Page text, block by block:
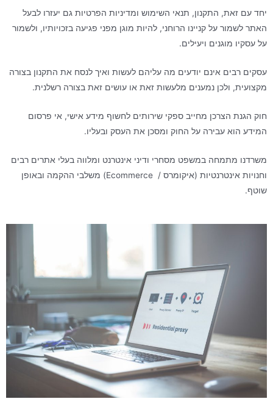
יחד עם זאת, התקנון, תנאי השימוש ומדיניות הפרטיות גם יעזרו לבעל
האתר לשמור על קניינו הרוחני, להיות מוגן מפני פגיעה בזכויותיו, ולשמור
על עסקיו מוגנים ויעילים.
עסקים רבים אינם יודעים מה עליהם לעשות ואיך לנסח את התקנון בצורה
מקצועית, ולכן נמענים מלעשות זאת או עושים זאת בצורה רשלנית.
חוק הגנת הצרכן מחייב ספקי שירותים לחשוף מידע אישי, אי פרסום
המידע הוא עבירה על החוק ומסכן את העסק ובעליו.
משרדנו מתמחה במשפט מסחרי ודיני אינטרנט ומלווה בעלי אתרים רבים
וחנויות אינטרנטיות (איקומרס / Ecommerce) משלבי ההקמה ובאופן
שוטף.